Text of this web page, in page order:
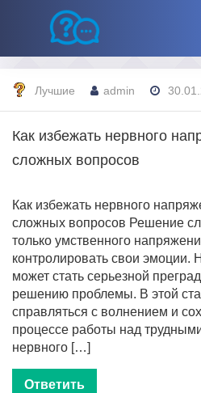
Лучшие admin
Как избежать нервного
сложных вопросов
Как избежать нервного
сложных вопросов Решение
только умственного
контролировать свои эмоции.
может стать серьезной
решению проблемы. В этой
справляться с волнением и
процессе работы над
нервного […]
Ответить